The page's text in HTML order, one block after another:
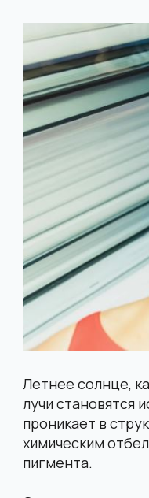
Летнее солнце,
лучи становятся
проникает в
химическим
пигмента.